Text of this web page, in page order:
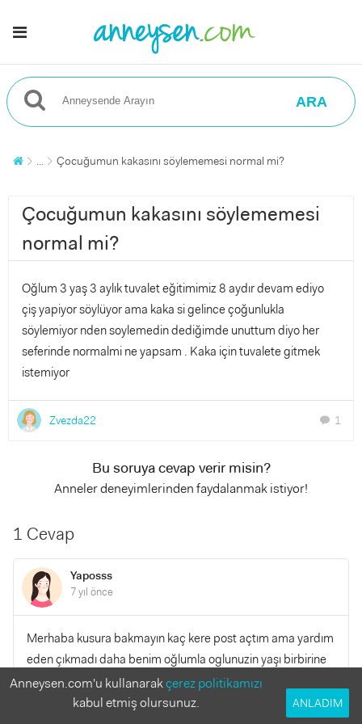
ARA
... Çocuğumun kakasını söylememesi normal mi?
Çocuğumun kakasını söylememesi
normal mi?
Oğlum 3 yaş 3 aylık tuvalet eğitimimiz 8 aydır devam ediyo
çiş yapiyor söylüyor ama kaka si gelince çoğunlukla
söylemiyor nden soylemedin dediğimde unuttum diyo her
seferinde normalmi ne yapsam . Kaka için tuvalete gitmek
istemiyor
Zvezda22 chat 1
Bu soruya cevap verir misin?
Anneler deneyimlerinden faydalanmak istiyor!
1 Cevap
Yaposss
7 yıl önce
Merhaba kusura bakmayın kaç kere post açtım ama yardım
eden çıkmadı daha benim oğlumla oglunuzin yaşı birbirine
yakın olduğu için bu sefer de şansımı böyle denemek
istedim lütfen kusura bakmayın Benim iki çocuğum var
Anneysen.com'u kullanarakçerez politikamızı
kabul etmiş olursunuz.
ANLADIM